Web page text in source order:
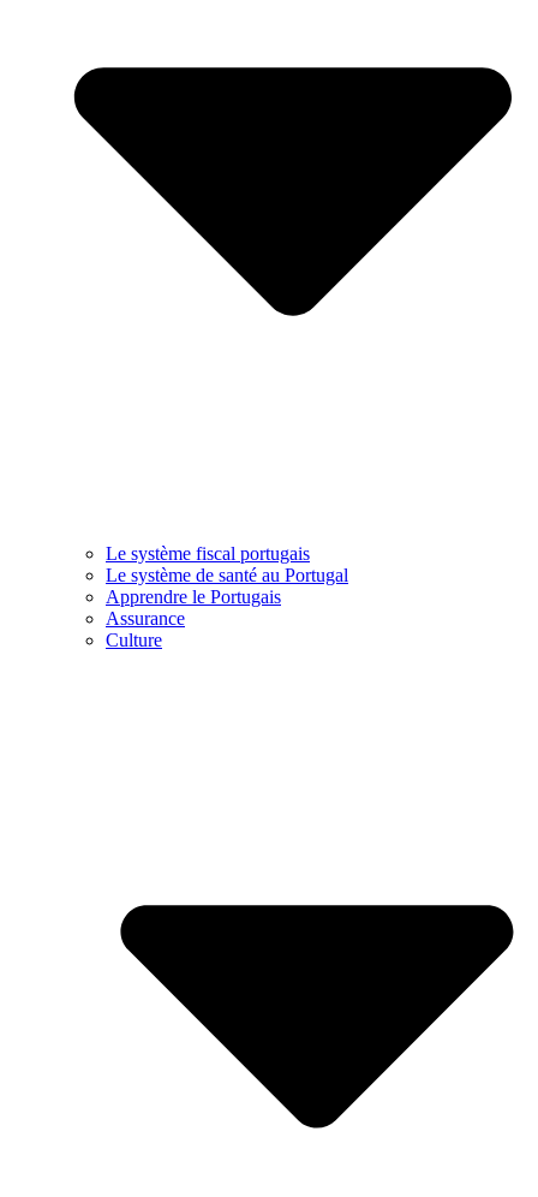
Le système fiscal portugais
Le système de santé au Portugal
Apprendre le Portugais
Assurance
Culture